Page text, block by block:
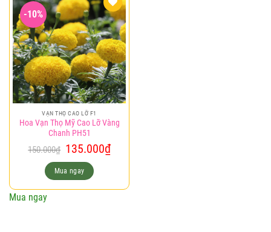
-10%
Add to
wishlist
VẠN THỌ CAO LỠ F1
Hoa Vạn Thọ Mỹ Cao Lỡ Vàng
Chanh PH51
150.000₫ Giá
gốc
là:
150.000₫.
135.000₫Giá
hiện
Mua ngay
Mua ngay